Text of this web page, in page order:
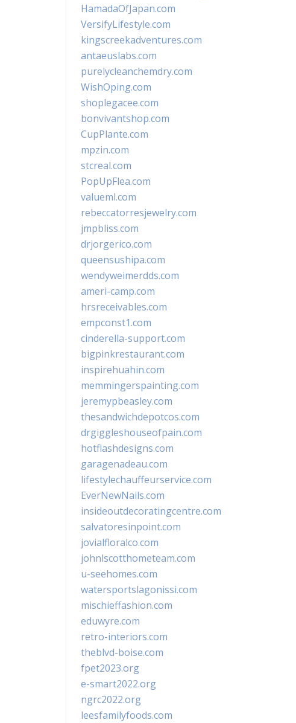
HamadaOfJapan.com
VersifyLifestyle.com
kingscreekadventures.com
antaeuslabs.com
purelycleanchemdry.com
WishOping.com
shoplegacee.com
bonvivantshop.com
CupPlante.com
mpzin.com
stcreal.com
PopUpFlea.com
valueml.com
rebeccatorresjewelry.com
jmpbliss.com
drjorgerico.com
queensushipa.com
wendyweimerdds.com
ameri-camp.com
hrsreceivables.com
empconst1.com
cinderella-support.com
bigpinkrestaurant.com
inspirehuahin.com
memmingerspainting.com
jeremypbeasley.com
thesandwichdepotcos.com
drgiggleshouseofpain.com
hotflashdesigns.com
garagenadeau.com
lifestylechauffeurservice.com
EverNewNails.com
insideoutdecoratingcentre.com
salvatoresinpoint.com
jovialfloralco.com
johnlscotthometeam.com
u-seehomes.com
watersportslagonissi.com
mischieffashion.com
eduwyre.com
retro-interiors.com
theblvd-boise.com
fpet2023.org
e-smart2022.org
ngrc2022.org
leesfamilyfoods.com